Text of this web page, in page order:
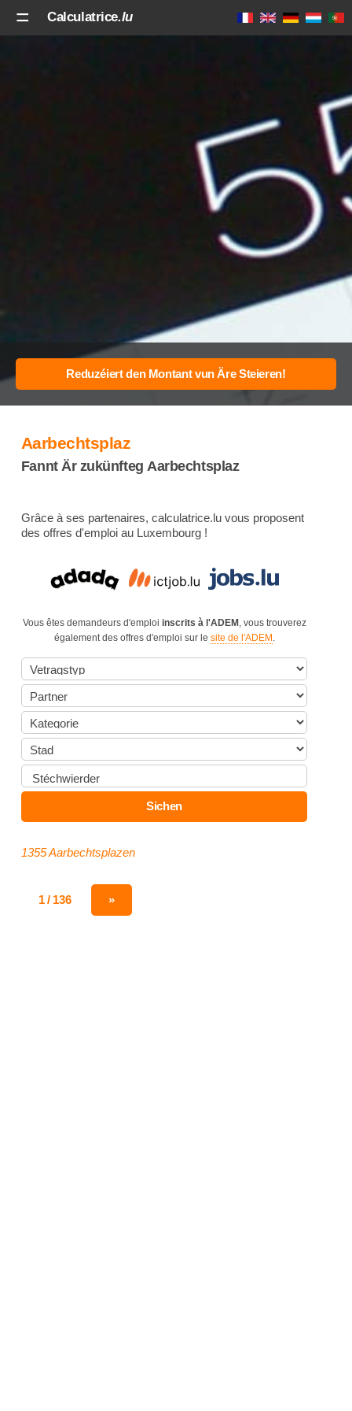
Calculatrice.lu
Aarbechtsplaz
Fannt Är zukünfteg Aarbechtsplaz
Grâce à ses partenaires, calculatrice.lu vous proposent
des offres d'emploi au Luxembourg !
Vous êtes demandeurs d'emploi inscrits à l'ADEM , vous trouverez
également des offres d'emploi sur le site de l'ADEM .
1355 Aarbechtsplazen
1 / 136 »